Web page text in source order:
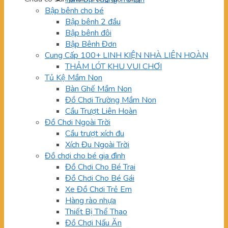
Bập bênh cho bé
Bập bênh 2 đầu
Bập bênh đôi
Bập Bênh Đơn
Cung Cấp 100+ LINH KIỆN NHÀ LIÊN HOÀN
THẢM LÓT KHU VUI CHƠI
Tủ Kệ Mầm Non
Bàn Ghế Mầm Non
Đồ Chơi Trường Mầm Non
Cầu Trượt Liên Hoàn
Đồ Chơi Ngoài Trời
Cầu trượt xích đu
Xích Đu Ngoài Trời
Đồ chơi cho bé gia đình
Đồ Chơi Cho Bé Trai
Đồ Chơi Cho Bé Gái
Xe Đồ Chơi Trẻ Em
Hàng rào nhựa
Thiết Bị Thể Thao
Đồ Chơi Nấu Ăn